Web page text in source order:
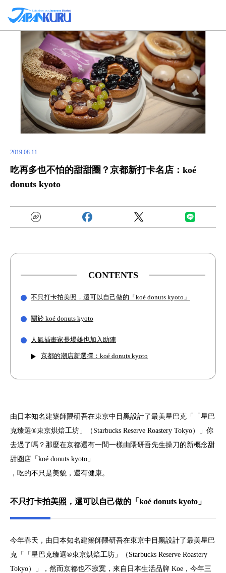
2019.08.11
吃再多也不怕的甜甜圈？京都新打卡名店：koé
donuts kyoto
CONTENTS
不只打卡拍美照，還可以自己做的「koé donuts kyoto」
關於 koé donuts kyoto
人氣插畫家長場雄也加入助陣
京都的潮店新選擇：koé donuts kyoto
由日本知名建築師隈研吾在東京中目黑設計了最美星巴克「「星巴
克臻選®東京烘焙工坊」（Starbucks Reserve Roastery Tokyo）」你
去過了嗎？那麼在京都還有一間一樣由隈研吾先生操刀的新概念甜
甜圈店「koé donuts kyoto」
，吃的不只是美貌，還有健康。
不只打卡拍美照，還可以自己做的「koé donuts kyoto」
今年春天，由日本知名建築師隈研吾在東京中目黑設計了最美星巴
克「「星巴克臻選®東京烘焙工坊」（Starbucks Reserve Roastery
Tokyo）」，然而京都也不寂寞，來自日本生活品牌 Koe，今年三